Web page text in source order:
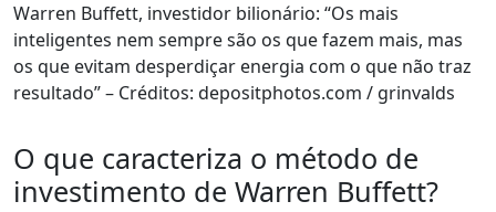
Warren Buffett, investidor bilionário: “Os mais
inteligentes nem sempre são os que fazem mais, mas
os que evitam desperdiçar energia com o que não traz
resultado” – Créditos: depositphotos.com / grinvalds
O que caracteriza o método de
investimento de Warren Buffett?